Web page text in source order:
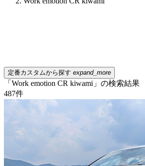
定番カスタムから探す expand_more
「Work emotion CR kiwami」の検索結果
487件